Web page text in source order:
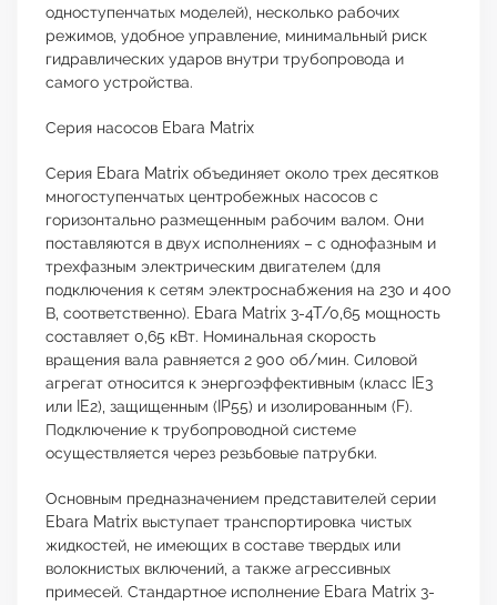
одноступенчатых моделей), несколько рабочих
режимов, удобное управление, минимальный риск
гидравлических ударов внутри трубопровода и
самого устройства.
Серия насосов Ebara Matrix
Серия Ebara Matrix объединяет около трех десятков
многоступенчатых центробежных насосов с
горизонтально размещенным рабочим валом. Они
поставляются в двух исполнениях – с однофазным и
трехфазным электрическим двигателем (для
подключения к сетям электроснабжения на 230 и 400
В, соответственно). Ebara Matrix 3-4T/0,65 мощность
составляет 0,65 кВт. Номинальная скорость
вращения вала равняется 2 900 об/мин. Силовой
агрегат относится к энергоэффективным (класс IE3
или IE2), защищенным (IP55) и изолированным (F).
Подключение к трубопроводной системе
осуществляется через резьбовые патрубки.
Основным предназначением представителей серии
Ebara Matrix выступает транспортировка чистых
жидкостей, не имеющих в составе твердых или
волокнистых включений, а также агрессивных
примесей. Стандартное исполнение Ebara Matrix 3-